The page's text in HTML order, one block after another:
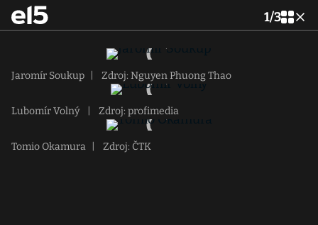
1/3
Jaromír Soukup Zdroj: Nguyen Phuong Thao
Lubomír Volný Zdroj: profimedia
Tomio Okamura Zdroj: ČTK